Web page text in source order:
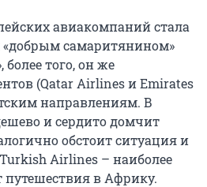
авиакомпаний стала
самаритянином»
более того, он же
(Qatar Airlines и Emirates
направлениям. В
и сердито домчит
обстоит ситуация и
Airlines – наиболее
в Африку.